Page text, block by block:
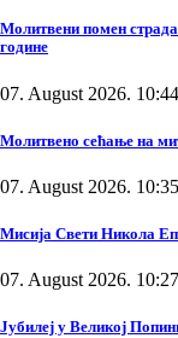
Молитвени помен
године
07. August 2026. 10:44
Молитвено сећање на
07. August 2026. 10:35
Мисија Свети Никола
07. August 2026. 10:27
Јубилеј у Великој